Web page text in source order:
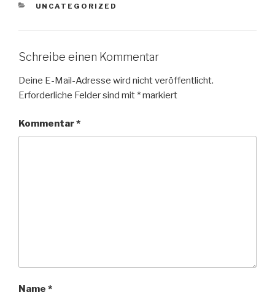
KATEGORIEN
UNCATEGORIZED
Schreibe einen Kommentar
Deine E-Mail-Adresse wird nicht veröffentlicht.
Erforderliche Felder sind mit *markiert
Kommentar*
Name *